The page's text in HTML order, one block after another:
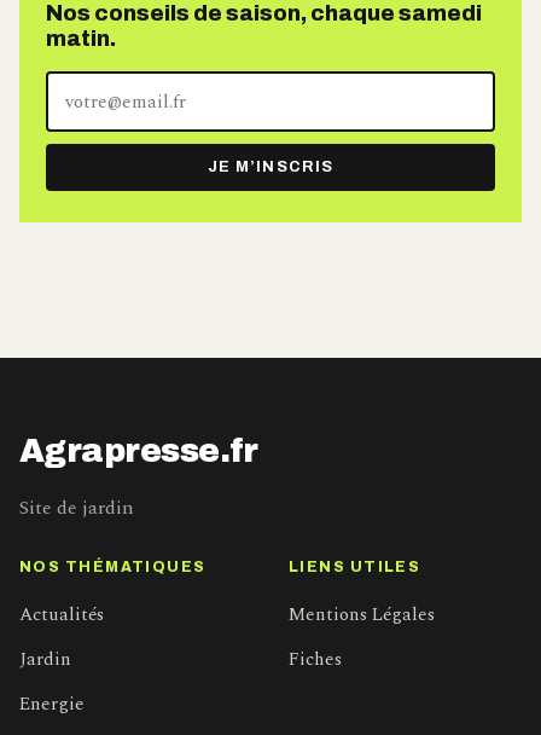
Nos conseils de saison, chaque samedi
matin.
Votre
adresse
e-
mail
JE M’INSCRIS
Agrapresse.fr
Site de jardin
NOS THÉMATIQUES
Actualités
Jardin
Energie
LIENS UTILES
Mentions Légales
Fiches